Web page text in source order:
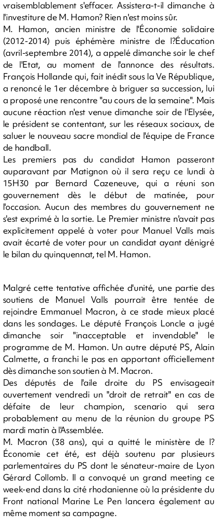
vraisemblablement s'effacer. Assistera-t-il dimanche à
l'investiture de M. Hamon? Rien n'est moins sûr.
M. Hamon, ancien ministre de l'Économie solidaire
(2012-2014) puis éphémère ministre de l?Éducation
(avril-septembre 2014), a appelé dimanche soir le chef
de l'Etat, au moment de l'annonce des résultats.
François Hollande qui, fait inédit sous la Ve République,
a renoncé le 1er décembre à briguer sa succession, lui
a proposé une rencontre "au cours de la semaine". Mais
aucune réaction n'est venue dimanche soir de l'Elysée,
le président se contentant, sur les réseaux sociaux, de
saluer le nouveau sacre mondial de l'équipe de France
de handball.
Les premiers pas du candidat Hamon passeront
auparavant par Matignon où il sera reçu ce lundi à
15H30 par Bernard Cazeneuve, qui a réuni son
gouvernement dès le début de matinée, pour
l'occasion. Aucun des membres du gouvernement ne
s'est exprimé à la sortie. Le Premier ministre n'avait pas
explicitement appelé à voter pour Manuel Valls mais
avait écarté de voter pour un candidat ayant dénigré
le bilan du quinquennat, tel M. Hamon.
Malgré cette tentative affichée d'unité, une partie des
soutiens de Manuel Valls pourrait être tentée de
rejoindre Emmanuel Macron, à ce stade mieux placé
dans les sondages. Le député François Loncle a jugé
dimanche soir "inacceptable et invendable" le
programme de M. Hamon. Un autre député PS, Alain
Calmette, a franchi le pas en apportant officiellement
dès dimanche son soutien à M. Macron.
Des députés de l'aile droite du PS envisageait
ouvertement vendredi un "droit de retrait" en cas de
défaite de leur champion, scenario qui sera
probablement au menu de la réunion du groupe PS
mardi matin à l'Assemblée.
M. Macron (38 ans), qui a quitté le ministère de l?
Économie cet été, est déjà soutenu par plusieurs
parlementaires du PS dont le sénateur-maire de Lyon
Gérard Collomb. Il a convoqué un grand meeting ce
week-end dans la cité rhodanienne où la présidente du
Front national Marine Le Pen lancera également au
même moment sa campagne.